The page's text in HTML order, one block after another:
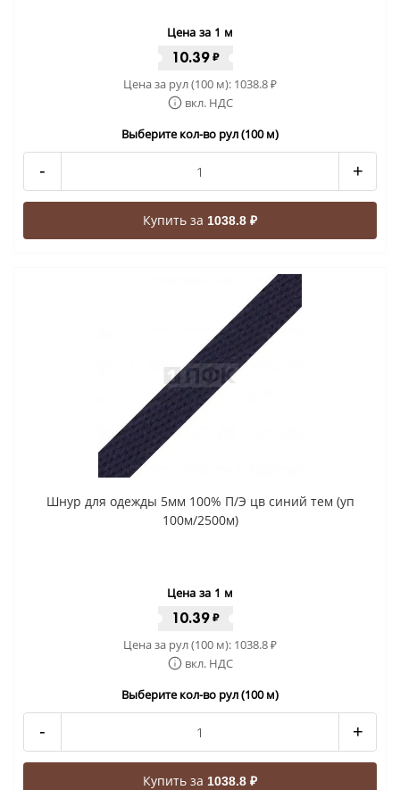
Цена за 1 м
10.39₽
Цена за рул (100 м): 1038.8₽
вкл. НДС
Выберите кол-во рул (100 м)
- +
Купить за 1038.8 ₽
Шнур для одежды 5мм 100% П/Э цв синий тем (уп
100м/2500м)
Цена за 1 м
10.39₽
Цена за рул (100 м): 1038.8₽
вкл. НДС
Выберите кол-во рул (100 м)
- +
Купить за 1038.8 ₽